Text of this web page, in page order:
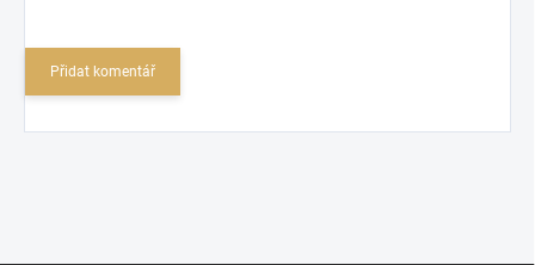
Přidat komentář